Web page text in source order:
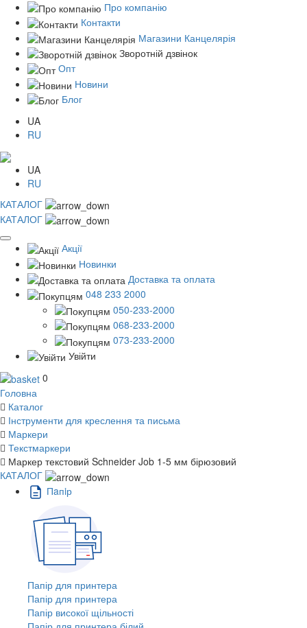
Про компанію
Контакти
Магазини Канцелярія
Зворотній дзвінок
Опт
Новини
Блог
UA
RU
UA
RU
КАТАЛОГ
КАТАЛОГ
Акції
Новинки
Доставка та оплата
048 233 2000
050-233-2000
068-233-2000
073-233-2000
Увійти
0
Головна
Каталог
Інструменти для креслення та письма
Маркери
Текстмаркери
Маркер текстовий Schneider Job 1-5 мм бірюзовий
КАТАЛОГ
Пaпiр
Папір для принтера
Папір для принтера
Папір високої щільності